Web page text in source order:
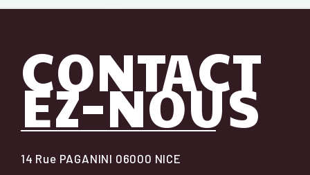
CONTACT
EZ-NOUS
14 Rue PAGANINI 06000 NICE